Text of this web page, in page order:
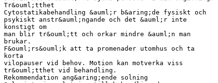
Tr&ouml;tthet
Cytostatikabehandling &auml;r b&aring;de fysiskt och
psykiskt anstr&auml;ngande och det &auml;r inte
konstigt om
man blir tr&ouml;tt och orkar mindre &auml;n man
brukar.
F&ouml;rs&ouml;k att ta promenader utomhus och ta
korta
vilopauser vid behov. Motion kan motverka viss
tr&ouml;tthet vid behandling.
Rekommendation ang&aring;ende solning